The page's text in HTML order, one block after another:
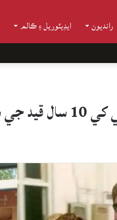
رانديون ايڊيٽوريل ۽ ڪالم
سزا